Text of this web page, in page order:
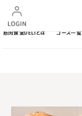
筋肉食堂DELIとは コース一覧